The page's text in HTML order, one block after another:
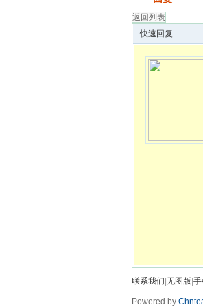
返回列表
快速回复
联系我们 无图版
Powered by